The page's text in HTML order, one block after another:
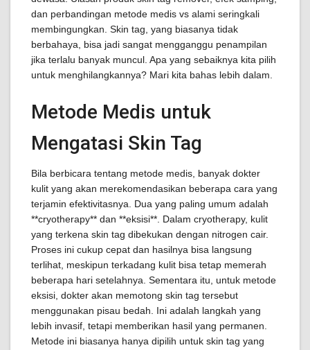
dan perbandingan metode medis vs alami seringkali
membingungkan. Skin tag, yang biasanya tidak
berbahaya, bisa jadi sangat mengganggu penampilan
jika terlalu banyak muncul. Apa yang sebaiknya kita pilih
untuk menghilangkannya? Mari kita bahas lebih dalam.
Metode Medis untuk
Mengatasi Skin Tag
Bila berbicara tentang metode medis, banyak dokter
kulit yang akan merekomendasikan beberapa cara yang
terjamin efektivitasnya. Dua yang paling umum adalah
**cryotherapy** dan **eksisi**. Dalam cryotherapy, kulit
yang terkena skin tag dibekukan dengan nitrogen cair.
Proses ini cukup cepat dan hasilnya bisa langsung
terlihat, meskipun terkadang kulit bisa tetap memerah
beberapa hari setelahnya. Sementara itu, untuk metode
eksisi, dokter akan memotong skin tag tersebut
menggunakan pisau bedah. Ini adalah langkah yang
lebih invasif, tetapi memberikan hasil yang permanen.
Metode ini biasanya hanya dipilih untuk skin tag yang